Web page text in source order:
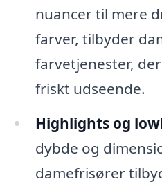
nuancer til mere
farver, tilbyder
farvetjenester,
friskt udseende.
Highlights og
dybde og
damefrisører